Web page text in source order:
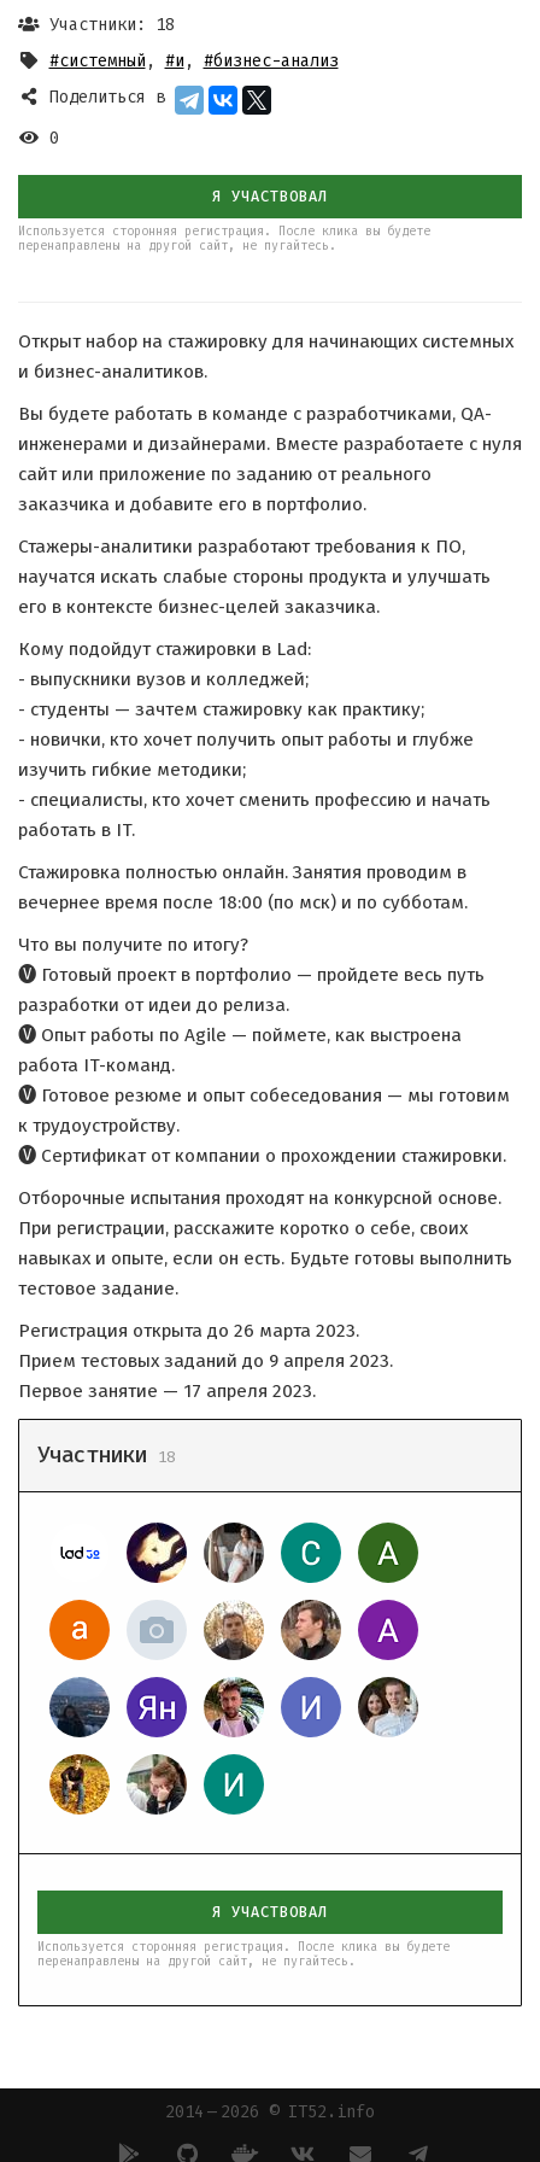
Участники: 18
#системный , #и , #бизнес-анализ
Поделиться в
0
Я УЧАСТВОВАЛ
Используется сторонняя регистрация. После клика вы будете
перенаправлены на другой сайт, не пугайтесь.
Открыт набор на стажировку для начинающих системных
и бизнес-аналитиков.
Вы будете работать в команде с разработчиками, QA-
инженерами и дизайнерами. Вместе разработаете с нуля
сайт или приложение по заданию от реального
заказчика и добавите его в портфолио.
Стажеры-аналитики разработают требования к ПО,
научатся искать слабые стороны продукта и улучшать
его в контексте бизнес-целей заказчика.
Кому подойдут стажировки в Lad:
- выпускники вузов и колледжей;
- студенты — зачтем стажировку как практику;
- новички, кто хочет получить опыт работы и глубже
изучить гибкие методики;
- специалисты, кто хочет сменить профессию и начать
работать в IT.
Стажировка полностью онлайн. Занятия проводим в
вечернее время после 18:00 (по мск) и по субботам.
Что вы получите по итогу?
🅥 Готовый проект в портфолио — пройдете весь путь
разработки от идеи до релиза.
🅥 Опыт работы по Agile — поймете, как выстроена
работа IT-команд.
🅥 Готовое резюме и опыт собеседования — мы готовим
к трудоустройству.
🅥 Сертификат от компании о прохождении стажировки.
Отборочные испытания проходят на конкурсной основе.
При регистрации, расскажите коротко о себе, своих
навыках и опыте, если он есть. Будьте готовы выполнить
тестовое задание.
Регистрация открыта до 26 марта 2023.
Прием тестовых заданий до 9 апреля 2023.
Первое занятие — 17 апреля 2023.
Участники 18
Я УЧАСТВОВАЛ
Используется сторонняя регистрация. После клика вы будете
перенаправлены на другой сайт, не пугайтесь.
2014 — 2026 © IT52.info